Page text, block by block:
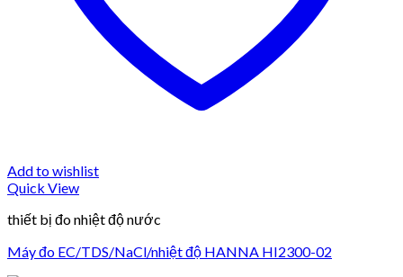
Add to wishlist
Quick View
thiết bị đo nhiệt độ nước
Máy đo EC/TDS/NaCl/nhiệt độ HANNA HI2300-02